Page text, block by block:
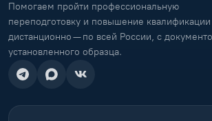
Помогаем пройти профессиональную
переподготовку и повышение квалификации
дистанционно — по всей России, с
установленного образца.